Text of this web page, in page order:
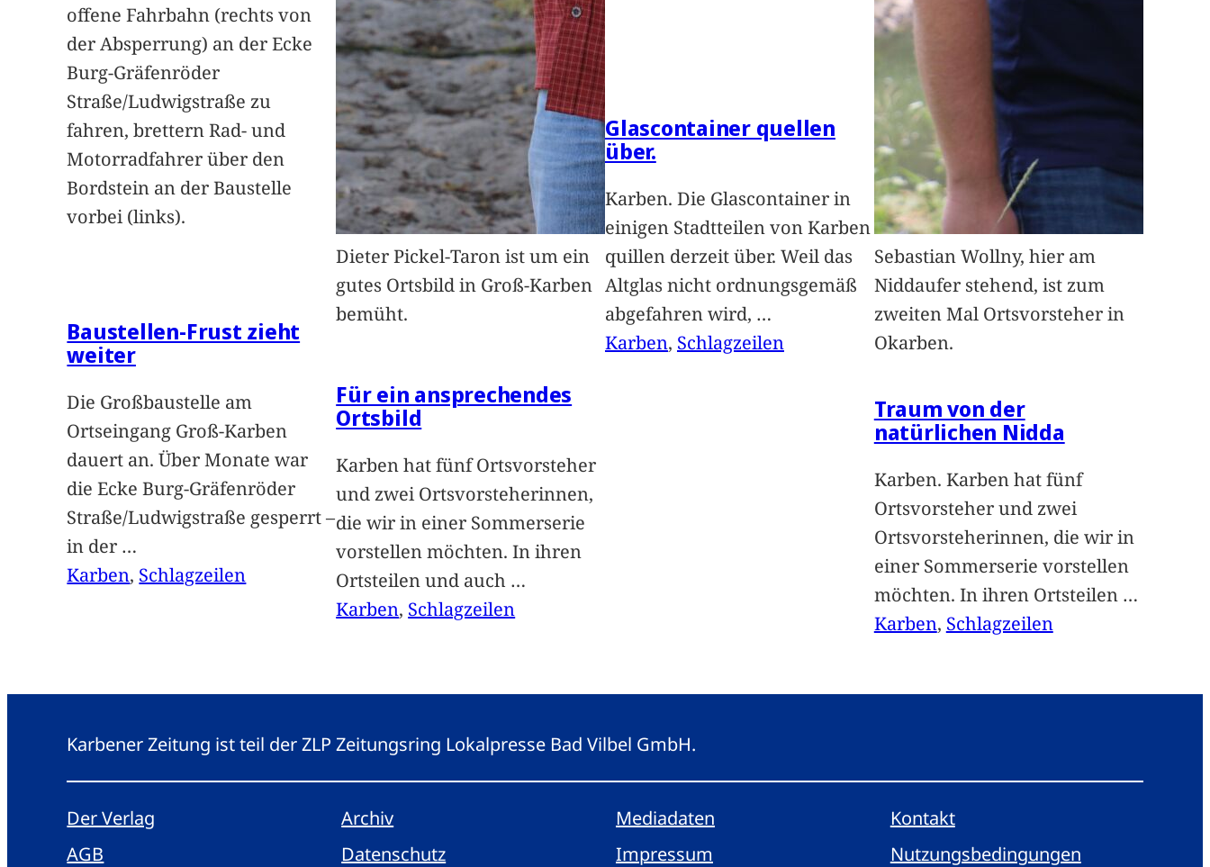
offene Fahrbahn (rechts von
der Absperrung) an der Ecke
Burg-Gräfenröder
Straße/Ludwigstraße zu
fahren, brettern Rad- und
Motorradfahrer über den
Bordstein an der Baustelle
vorbei (links).
Baustellen-Frust zieht
weiter
Die Großbaustelle am
Ortseingang Groß-Karben
dauert an. Über Monate war
die Ecke Burg-Gräfenröder
Straße/Ludwigstraße gesperrt –
in der …
Karben, Schlagzeilen
Dieter Pickel-Taron ist um ein
gutes Ortsbild in Groß-Karben
bemüht.
Für ein ansprechendes
Ortsbild
Karben hat fünf Ortsvorsteher
und zwei Ortsvorsteherinnen,
die wir in einer Sommerserie
vorstellen möchten. In ihren
Ortsteilen und auch …
Karben, Schlagzeilen
Glascontainer quellen
über.
Karben. Die Glascontainer in
einigen Stadtteilen von Karben
quillen derzeit über. Weil das
Altglas nicht ordnungsgemäß
abgefahren wird, …
Karben, Schlagzeilen
Sebastian Wollny, hier am
Niddaufer stehend, ist zum
zweiten Mal Ortsvorsteher in
Okarben.
Traum von der
natürlichen Nidda
Karben. Karben hat fünf
Ortsvorsteher und zwei
Ortsvorsteherinnen, die wir in
einer Sommerserie vorstellen
möchten. In ihren Ortsteilen …
Karben, Schlagzeilen
Karbener Zeitung ist teil der ZLP Zeitungsring Lokalpresse Bad Vilbel GmbH.
Der Verlag Archiv Mediadaten
Kontakt
AGB
Datenschutz Impressum Nutzungsbedingungen